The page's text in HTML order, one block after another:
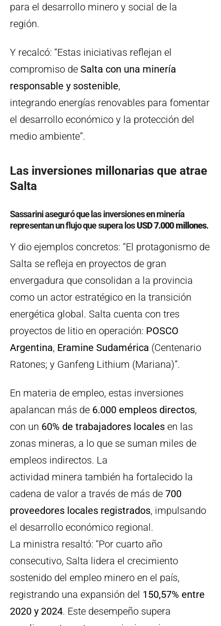
para el desarrollo minero y social de la
región.
Y recalcó: “Estas iniciativas reflejan el
compromiso de Salta con una minería
responsable y sostenible,
integrando energías renovables para fomentar
el desarrollo económico y la protección del
medio ambiente”.
Las inversiones millonarias que atrae
Salta
Sassarini aseguró que las inversiones en minería
representan un flujo que supera losUSD 7.000 millones.
Y dio ejemplos concretos: “El protagonismo de
Salta se refleja en proyectos de gran
envergadura que consolidan a la provincia
como un actor estratégico en la transición
energética global. Salta cuenta con tres
proyectos de litio en operación: POSCO
Argentina, Eramine Sudamérica (Centenario
Ratones; y Ganfeng Lithium (Mariana)”.
En materia de empleo, estas inversiones
apalancan más de 6.000 empleos directos,
con un 60% de trabajadores locales en las
zonas mineras, a lo que se suman miles de
empleos indirectos. La
actividad minera también ha fortalecido la
cadena de valor a través de más de 700
proveedores locales registrados, impulsando
el desarrollo económico regional.
La ministra resaltó: “Por cuarto año
consecutivo, Salta lidera el crecimiento
sostenido del empleo minero en el país,
registrando una expansión del 150,57% entre
2020 y 2024. Este desempeño supera